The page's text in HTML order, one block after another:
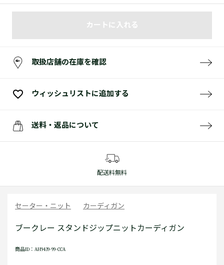
カートに入れる
取扱店舗の在庫を確認
ウィッシュリストに追加する
送料・返品について
配送料無料
セーター・ニット カーディガン
ブークレー スタンドジップニットカーディガン
商品ID：AH9439-99-CCA